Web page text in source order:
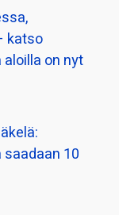
katso
on nyt
10